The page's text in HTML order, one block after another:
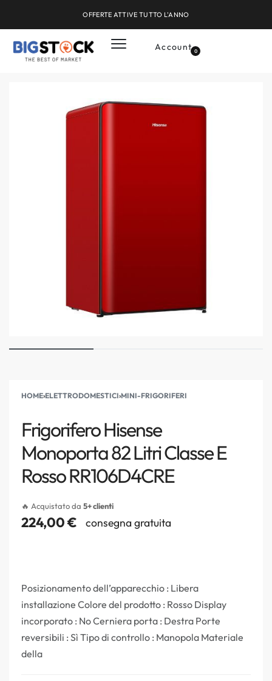
OFFERTE ATTIVE TUTTO L'ANNO
Account 0
HOME›ELETTRODOMESTICI›MINI-FRIGORIFERI
Frigorifero Hisense
Monoporta 82 Litri Classe E
Rosso RR106D4CRE
🔥 Acquistato da 5+ clienti
224,00€ consegna gratuita
Posizionamento dell’apparecchio : Libera
installazione Colore del prodotto : Rosso Display
incorporato : No Cerniera porta : Destra Porte
reversibili : Sì Tipo di controllo : Manopola Materiale
della